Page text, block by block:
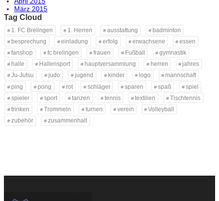
März 2015
Tag Cloud
1. FC Brelingen 1. Herren ausstattung
badminton
besprechung
einladung erfolg erwachsene
essen
fanshop
fc brelingen frauen Fußball
gymnastik
halle
Hallensport hauptversammlung herren
jahres
Ju-Jutsu
judo jugend kinder logo
mannschaft
ping
pong rot schläger sparen spaß
spiel
spieler
sport tanzen tennis textilien
Tischtennis
trinken
Trommeln turnen verein
Volleyball
zubehör
zusammenhalt